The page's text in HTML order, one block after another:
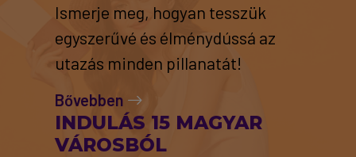
Ismerje meg, hogyan tesszük
egyszerűvé és élménydússá az
utazás minden pillanatát!
Bővebben
INDULÁS 15 MAGYAR
VÁROSBÓL